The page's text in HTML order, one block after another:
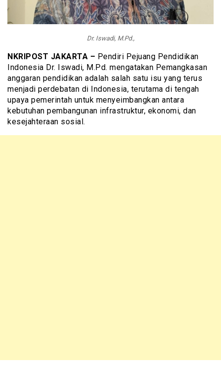
Dr. Iswadi, M.Pd.,
NKRIPOST JAKARTA – Pendiri Pejuang Pendidikan
Indonesia Dr. Iswadi, M.Pd. mengatakan Pemangkasan
anggaran pendidikan adalah salah satu isu yang terus
menjadi perdebatan di Indonesia, terutama di tengah
upaya pemerintah untuk menyeimbangkan antara
kebutuhan pembangunan infrastruktur, ekonomi, dan
kesejahteraan sosial.